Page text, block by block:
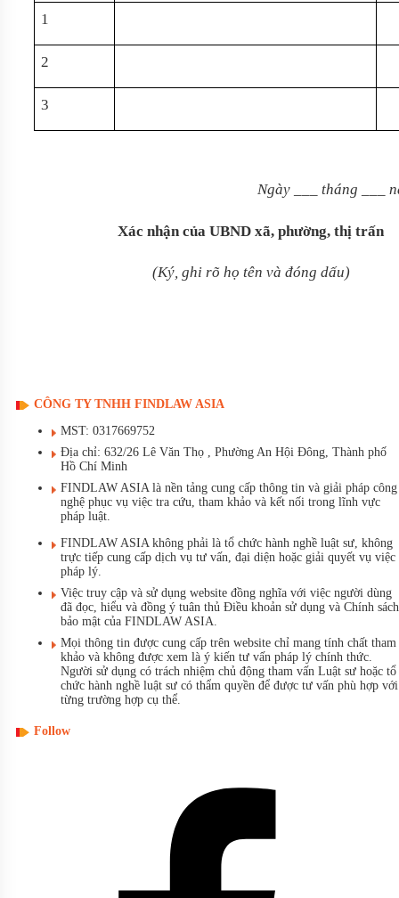
1
2
3
Ngày tháng
Xác nhận của UBND xã, phường, thị trấn
(Ký, ghi rõ họ tên và đóng dấu)
CÔNG TY TNHH FINDLAW ASIA
MST: 0317669752
Địa chỉ: 632/26 Lê Văn Thọ , Phường An Hội Đông, Thành phố
Hồ Chí Minh
FINDLAW ASIA là nền tảng cung cấp thông tin và giải pháp công
nghệ phục vụ việc tra cứu, tham khảo và kết nối trong lĩnh vực
pháp luật.
FINDLAW ASIA không phải là tổ chức hành nghề luật sư, không
trực tiếp cung cấp dịch vụ tư vấn, đại diện hoặc giải quyết vụ việc
pháp lý.
Việc truy cập và sử dụng website đồng nghĩa với việc người dùng
đã đọc, hiểu và đồng ý tuân thủ Điều khoản sử dụng và Chính sách
bảo mật của FINDLAW ASIA.
Mọi thông tin được cung cấp trên website chỉ mang tính chất tham
khảo và không được xem là ý kiến tư vấn pháp lý chính thức.
Người sử dụng có trách nhiệm chủ động tham vấn Luật sư hoặc tổ
chức hành nghề luật sư có thẩm quyền để được tư vấn phù hợp với
từng trường hợp cụ thể.
Follow